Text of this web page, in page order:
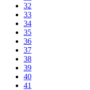
32
33
34
35
36
37
38
39
40
41